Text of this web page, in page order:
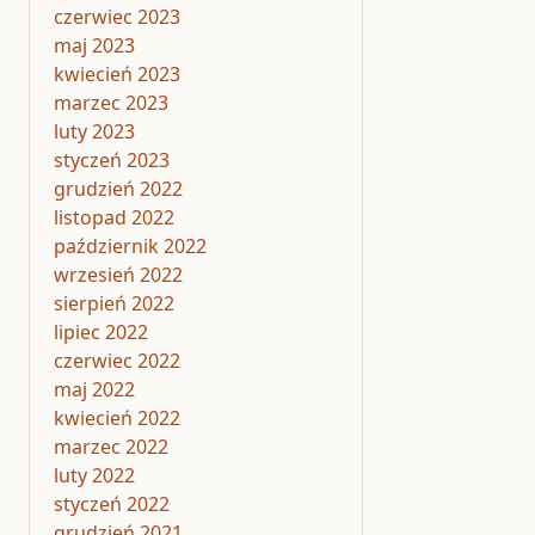
czerwiec 2023
maj 2023
kwiecień 2023
marzec 2023
luty 2023
styczeń 2023
grudzień 2022
listopad 2022
październik 2022
wrzesień 2022
sierpień 2022
lipiec 2022
czerwiec 2022
maj 2022
kwiecień 2022
marzec 2022
luty 2022
styczeń 2022